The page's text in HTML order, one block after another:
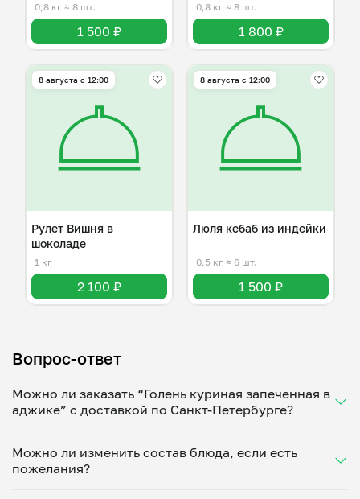
0,8 кг ≈ 8 шт.
1 500 ₽
0,8 кг ≈ 8 шт.
1 800 ₽
8 августа с 12:00
Рулет Вишня в
шоколаде
1 кг
2 100 ₽
8 августа с 12:00
Люля кебаб из индейки
0,5 кг ≈ 6 шт.
1 500 ₽
Вопрос-ответ
Можно ли заказать “Голень куриная запеченная в
аджике” с доставкой по Санкт-Петербурге?
Укажите удобное время — и получите свежее
домашнее блюдо в большой порции прямо с плиты.
Можно ли изменить состав блюда, если есть
пожелания?